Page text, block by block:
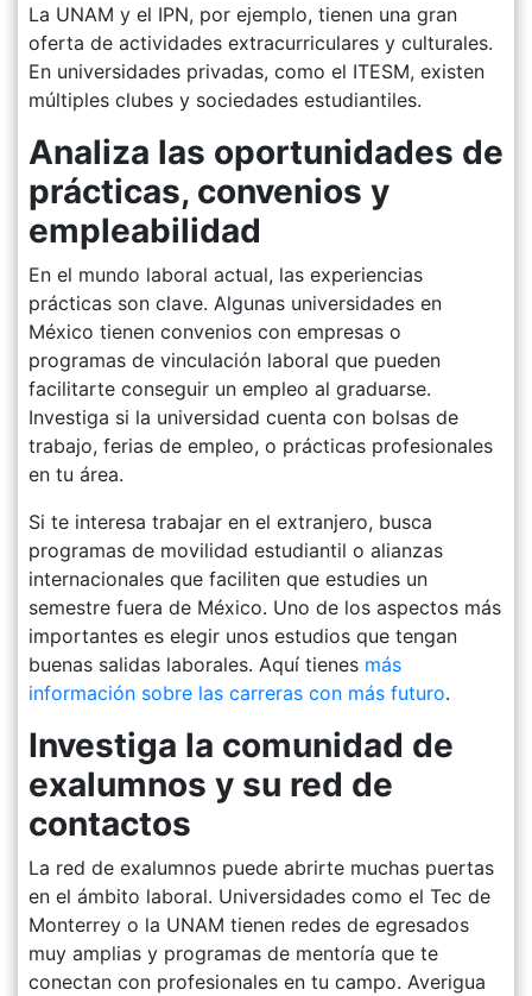
La UNAM y el IPN, por ejemplo, tienen una gran
oferta de actividades extracurriculares y culturales.
En universidades privadas, como el ITESM, existen
múltiples clubes y sociedades estudiantiles.
Analiza las oportunidades de
prácticas, convenios y
empleabilidad
En el mundo laboral actual, las experiencias
prácticas son clave. Algunas universidades en
México tienen convenios con empresas o
programas de vinculación laboral que pueden
facilitarte conseguir un empleo al graduarse.
Investiga si la universidad cuenta con bolsas de
trabajo, ferias de empleo, o prácticas profesionales
en tu área.
Si te interesa trabajar en el extranjero, busca
programas de movilidad estudiantil o alianzas
internacionales que faciliten que estudies un
semestre fuera de México. Uno de los aspectos más
importantes es elegir unos estudios que tengan
buenas salidas laborales. Aquí tienes más
información sobre las carreras con más futuro.
Investiga la comunidad de
exalumnos y su red de
contactos
La red de exalumnos puede abrirte muchas puertas
en el ámbito laboral. Universidades como el Tec de
Monterrey o la UNAM tienen redes de egresados
muy amplias y programas de mentoría que te
conectan con profesionales en tu campo. Averigua